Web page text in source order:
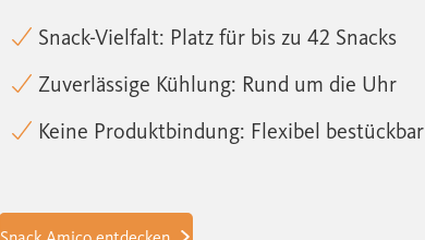
Snack-Vielfalt: Platz für bis zu 42 Snacks
Zuverlässige Kühlung: Rund um die Uhr
Keine Produktbindung: Flexibel bestückbar